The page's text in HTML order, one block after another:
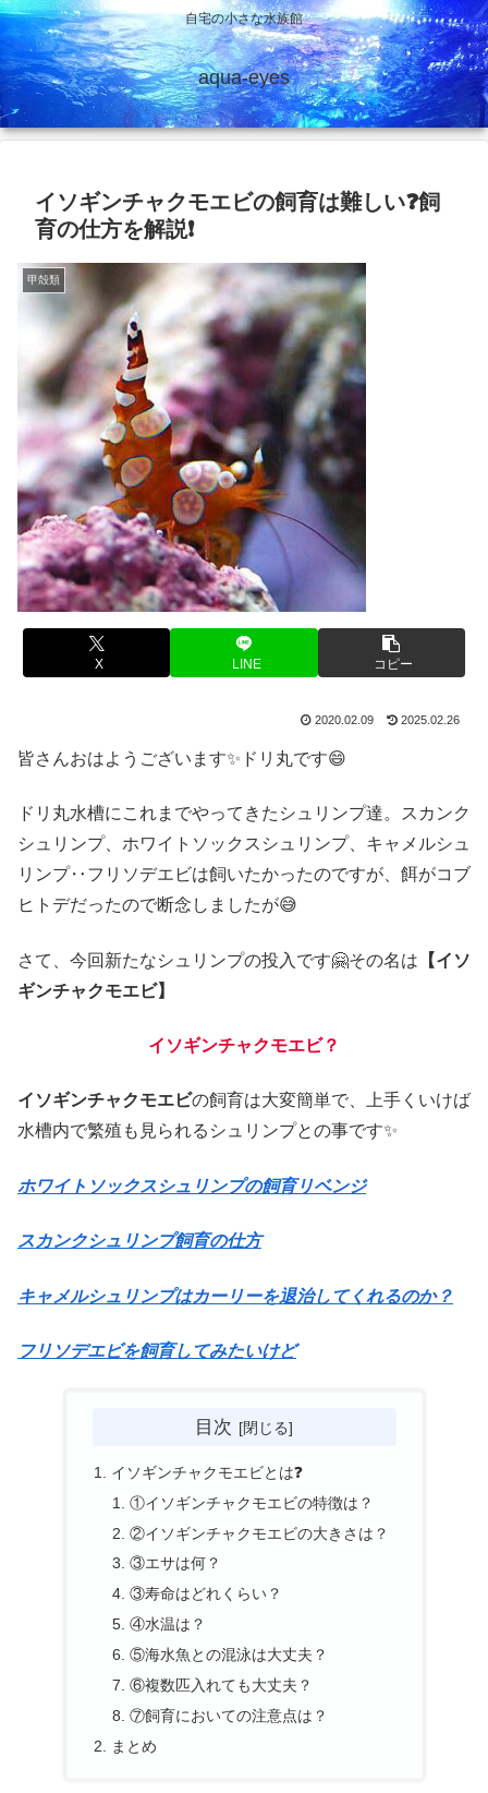
自宅の小さな水族館
aqua-eyes
イソギンチャクモエビの飼育は難しい❓飼
育の仕方を解説❗
甲殻類
X LINE コピー
2020.02.09 2025.02.26
皆さんおはようございます✨ドリ丸です😄
ドリ丸水槽にこれまでやってきたシュリンプ達。スカンク
シュリンプ、ホワイトソックスシュリンプ、キャメルシュ
リンプ‥フリソデエビは飼いたかったのですが、餌がコブ
ヒトデだったので断念しましたが😅
さて、今回新たなシュリンプの投入です🤗その名は 【イソ
ギンチャクモエビ】
イソギンチャクモエビ？
イソギンチャクモエビの飼育は大変簡単で、上手くいけば
水槽内で繁殖も見られるシュリンプとの事です✨
ホワイトソックスシュリンプの飼育リベンジ
スカンクシュリンプ飼育の仕方
キャメルシュリンプはカーリーを退治してくれるのか？
フリソデエビを飼育してみたいけど
目次
イソギンチャクモエビとは❓
①イソギンチャクモエビの特徴は？
②イソギンチャクモエビの大きさは？
③エサは何？
③寿命はどれくらい？
④水温は？
⑤海水魚との混泳は大丈夫？
⑥複数匹入れても大丈夫？
⑦飼育においての注意点は？
まとめ